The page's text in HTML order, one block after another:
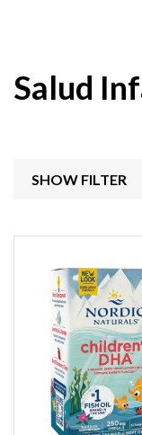
Salud
SHOW FILTER